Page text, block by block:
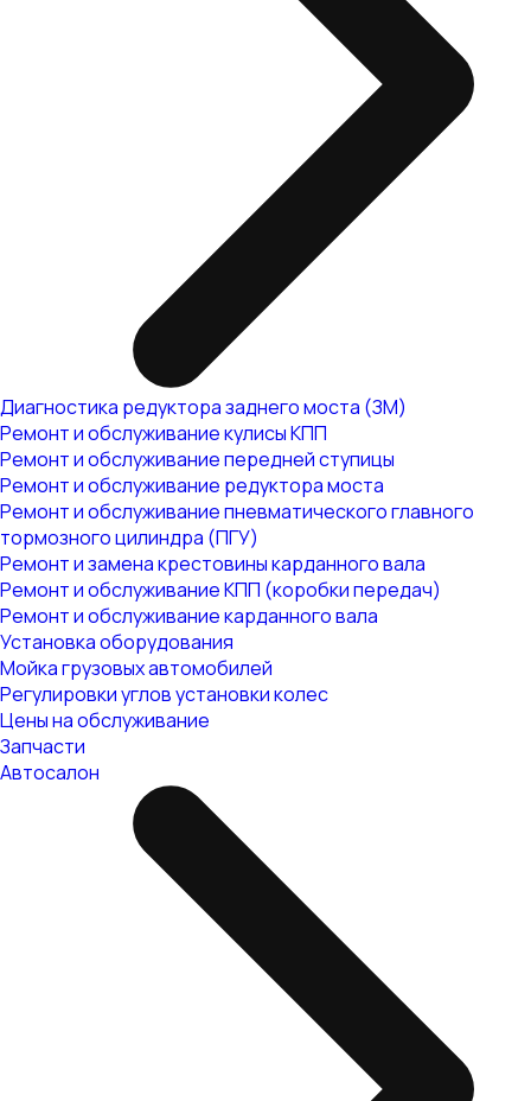
Диагностика редуктора заднего моста (ЗМ)
Ремонт и обслуживание кулисы КПП
Ремонт и обслуживание передней ступицы
Ремонт и обслуживание редуктора моста
Ремонт и обслуживание пневматического главного
тормозного цилиндра (ПГУ)
Ремонт и замена крестовины карданного вала
Ремонт и обслуживание КПП (коробки передач)
Ремонт и обслуживание карданного вала
Установка оборудования
Мойка грузовых автомобилей
Регулировки углов установки колес
Цены на обслуживание
Запчасти
Автосалон